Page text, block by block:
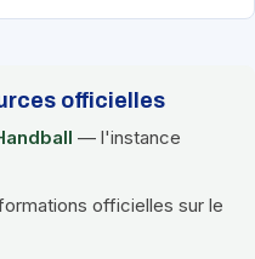
officielles
— l'instance
officielles sur le